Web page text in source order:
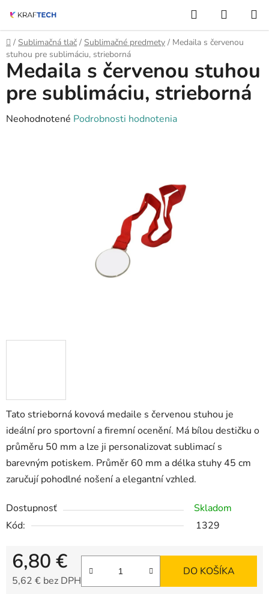
obsah
Hľadať
KOŠÍK
Domov
/ Sublimačná tlač / Sublimačné predmety / Medaila s červenou
stuhou pre sublimáciu, strieborná
Tato strieborná kovová medaile s červenou stuhou je
ideální pro sportovní a firemní ocenění. Má bílou destičku o
průměru 50 mm a lze ji personalizovat sublimací s
barevným potiskem. Průměr 60 mm a délka stuhy 45 cm
zaručují pohodlné nošení a elegantní vzhled.
Dostupnosť
Skladom
Kód:
1329
6,80 €
5,62 € bez DPH
DO KOŠÍKA
Medaila s červenou stuhou
pre sublimáciu, strieborná
Priemerné
Neohodnotené Podrobnosti hodnotenia